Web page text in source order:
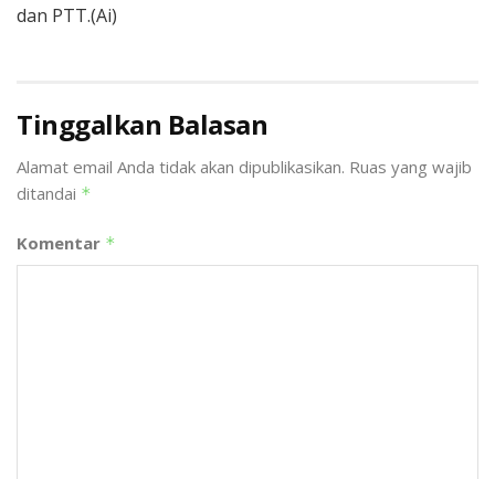
dan PTT.(Ai)
Tinggalkan Balasan
Alamat email Anda tidak akan dipublikasikan. Ruas yang wajib
ditandai *
Komentar *